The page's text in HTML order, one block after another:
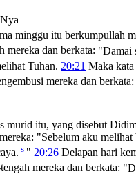
minggu itu berkumpullah
mereka dan berkata: "Damai
Tuhan. 20:21 Maka kata
mereka dan berkata:
murid itu, yang disebut
"Sebelum aku
s " 20:26 Delapan hari
mereka dan berkata: